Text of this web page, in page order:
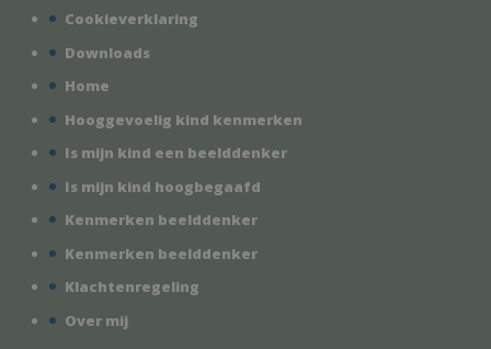
Cookieverklaring
Downloads
Home
Hooggevoelig kind kenmerken
Is mijn kind een beelddenker
Is mijn kind hoogbegaafd
Kenmerken beelddenker
Kenmerken beelddenker
Klachtenregeling
Over mij